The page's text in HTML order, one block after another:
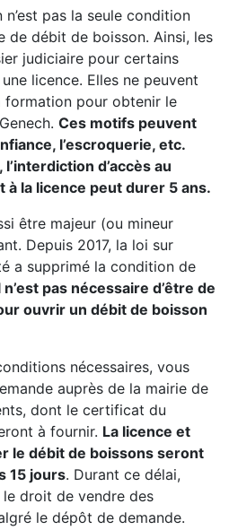
pas la seule condition
de débit de boisson. Ainsi, les
judiciaire pour certains
licence. Elles ne peuvent
formation pour obtenir le
Ces motifs peuvent
l’escroquerie, etc.
d’accès au
à la licence peut durer 5 ans.
être majeur (ou mineur
Depuis 2017, la loi sur
a supprimé la condition de
n’est pas nécessaire d’être de
ouvrir un débit de boisson
nécessaires, vous
auprès de la mairie de
dont le certificat du
à fournir. La licence et
le débit de boissons seront
15 jours. Durant ce délai,
le droit de vendre des
le dépôt de demande.